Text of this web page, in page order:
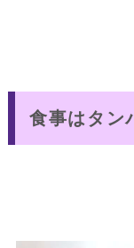
食事はタン